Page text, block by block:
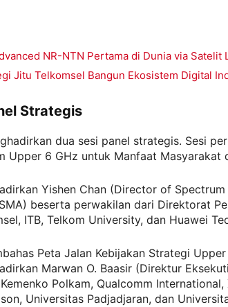
NR-NTN Pertama di Dunia via Satelit
Jitu Telkomsel Bangun Ekosistem Digital
Strategis
dua sesi panel strategis. Sesi
Upper 6 GHz untuk Manfaat Masyarakat
Yishen Chan (Director of
beserta perwakilan dari Direktorat
ITB, Telkom University, dan Huawei
Peta Jalan Kebijakan Strategi
Marwan O. Baasir (Direktur
Polkam, Qualcomm
Universitas Padjadjaran, dan